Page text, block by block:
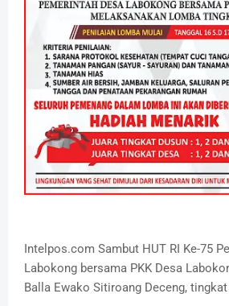
Intelpos.com Sambut HUT RI Ke-75
Labokong bersama PKK Desa
Balla Ewako Sitiroang Deceng,